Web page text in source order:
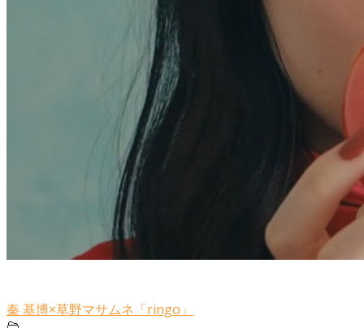
秦 基博×草野マサムネ「ringo」